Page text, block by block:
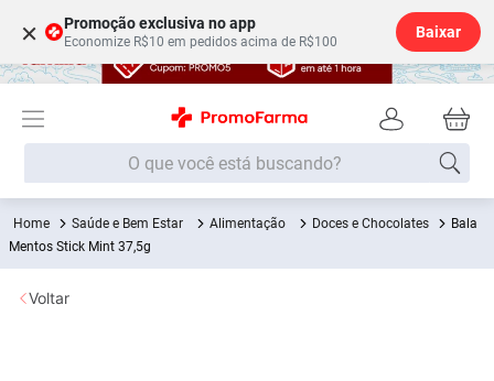
× Promoção exclusiva no app
Economize R$10 em pedidos acima de R$100
Baixar
O que você está buscando?
Saúde e Bem Estar Alimentação Doces e Chocolates
Bala
Mentos Stick Mint 37,5g
Voltar
Termos mais buscados
1º Fralda
2